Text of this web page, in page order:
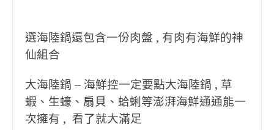
選海陸鍋還包含一份肉盤 , 有肉有海鮮的神
仙組合
大海陸鍋 – 海鮮控一定要點大海陸鍋 , 草
蝦、生蠔、扇貝、蛤蜊等澎湃海鮮通通能一
次擁有 , 看了就大滿足